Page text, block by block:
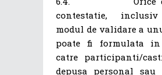
contestatie,
modul de validare a
poate fi formulata
catre participanti/
depusa personal sau